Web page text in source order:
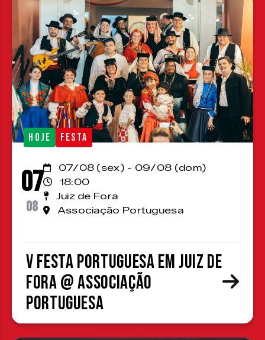
HOJE FESTA
07
08
07/08 (sex) - 09/08 (dom)
18:00
Juiz de Fora
Associação Portuguesa
V Festa Portuguesa em Juiz de
Fora @ Associação
Portuguesa